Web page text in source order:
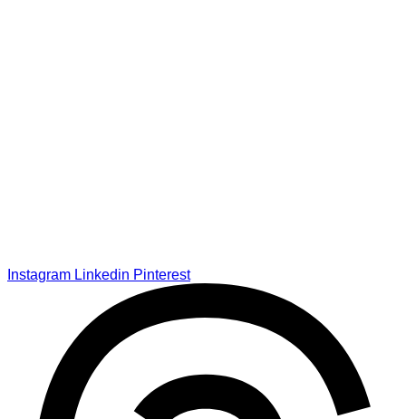
Instagram Linkedin Pinterest